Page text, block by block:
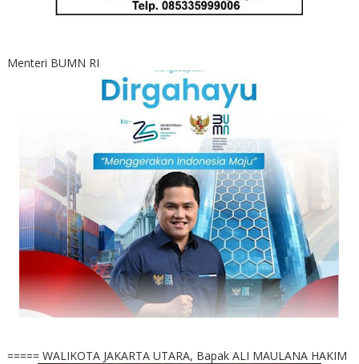
Menteri BUMN RI
===== WALIKOTA JAKARTA UTARA, Bapak ALI MAULANA HAKIM